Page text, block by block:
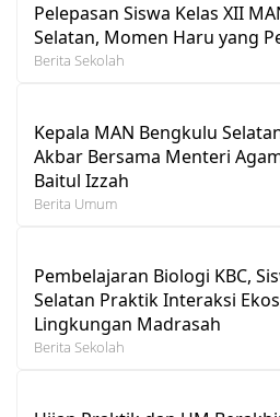
Pelepasan Siswa Kelas XII
Selatan, Momen Haru yang
Berita Sekolah
Kepala MAN Bengkulu
Akbar Bersama Menteri
Baitul Izzah
Berita Umum
Pembelajaran Biologi KBC,
Selatan Praktik Interaksi
Lingkungan Madrasah
Berita Sekolah